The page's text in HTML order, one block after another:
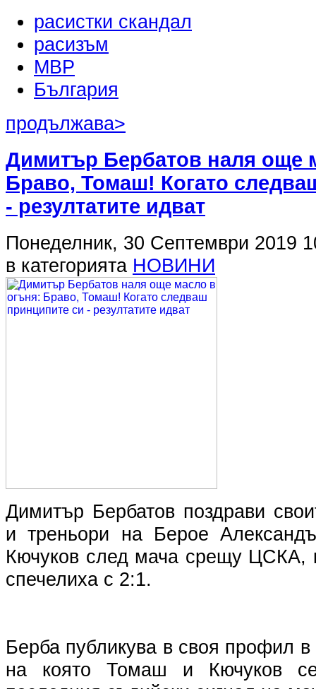
расистки скандал
расизъм
МВР
България
продължава>
Димитър Бербатов наля още
Браво, Томаш! Когато
- резултатите идват
Понеделник, 30 Септември 2019
в категорията НОВИНИ
Димитър Бербатов поздрави
и треньори на Берое
Кючуков след мача срещу ЦСКА,
спечелиха с 2:1.
Берба публикува в своя профил
на която Томаш и Кючуков